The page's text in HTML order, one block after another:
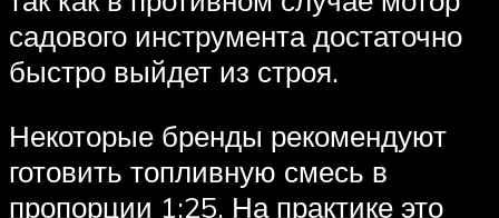
садового инструмента достаточно
быстро выйдет из строя.
Некоторые бренды рекомендуют
готовить топливную смесь в
пропорции 1:25. На практике это